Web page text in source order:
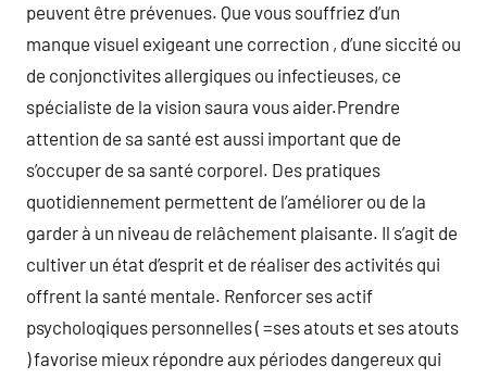
peuvent être prévenues. Que vous souffriez d’un
manque visuel exigeant une correction , d’une siccité ou
de conjonctivites allergiques ou infectieuses, ce
spécialiste de la vision saura vous aider.Prendre
attention de sa santé est aussi important que de
s’occuper de sa santé corporel. Des pratiques
quotidiennement permettent de l’améliorer ou de la
garder à un niveau de relâchement plaisante. Il s’agit de
cultiver un état d’esprit et de réaliser des activités qui
offrent la santé mentale. Renforcer ses actif
psycholoqiques personnelles ( =ses atouts et ses atouts
) favorise mieux répondre aux périodes dangereux qui